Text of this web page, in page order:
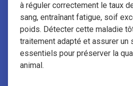
à réguler correctement le taux
sang, entraînant fatigue, soif
poids. Détecter cette maladie
traitement adapté et assurer un
essentiels pour préserver la
animal.